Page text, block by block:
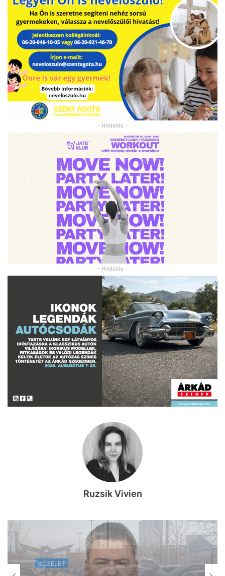
- Hirdetés -
- Hirdetés -
Ruzsik Vivien
KÖZÉLET